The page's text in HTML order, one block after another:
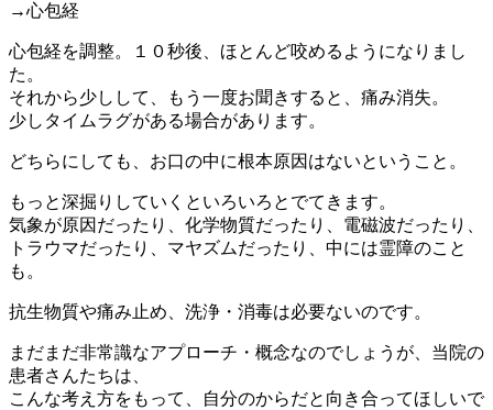
→心包経
心包経を調整。１０秒後、ほとんど咬めるようになりまし
た。
それから少しして、もう一度お聞きすると、痛み消失。
少しタイムラグがある場合があります。
どちらにしても、お口の中に根本原因はないということ。
もっと深掘りしていくといろいろとでてきます。
気象が原因だったり、化学物質だったり、電磁波だったり、
トラウマだったり、マヤズムだったり、中には霊障のこと
も。
抗生物質や痛み止め、洗浄・消毒は必要ないのです。
まだまだ非常識なアプローチ・概念なのでしょうが、当院の
患者さんたちは、
こんな考え方をもって、自分のからだと向き合ってほしいで